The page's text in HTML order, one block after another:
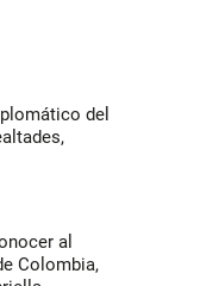
del
al
Colombia,